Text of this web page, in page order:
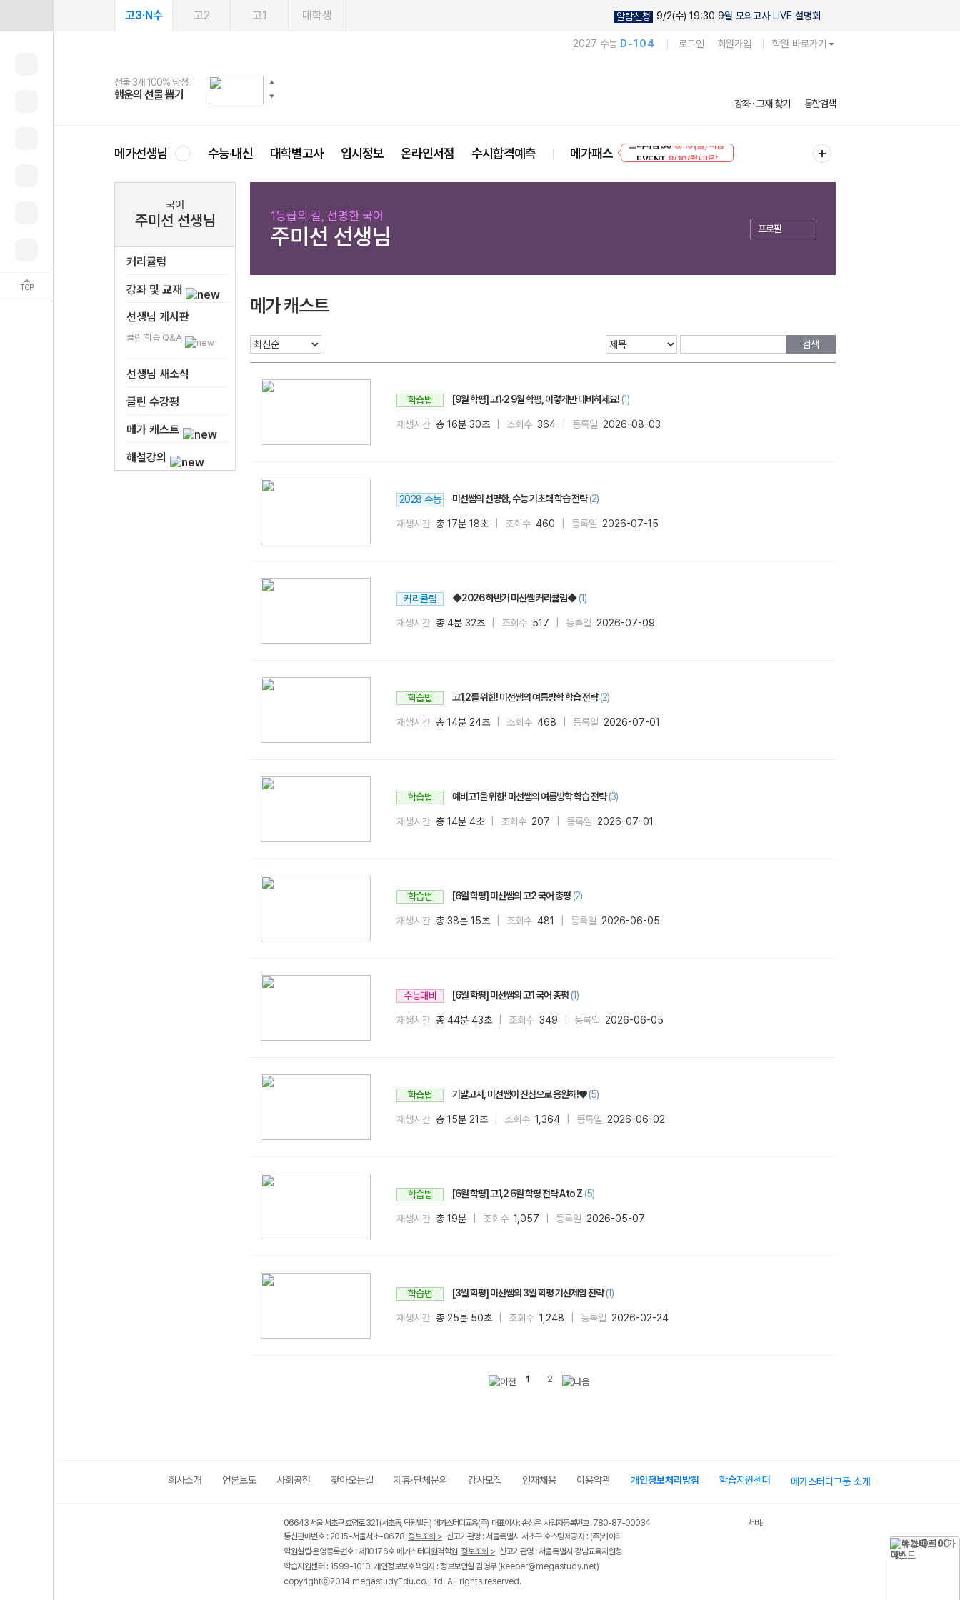
TOP
고3·N수 고2 고1 대학생 알람신청 9/2(수) 19:30 9월 모의고사 LIVE 설명회
2027 수능 D-104 로그인 회원가입 학원 바로가기
메가스터디
선물 3개 100% 당첨!
행운의 선물 뽑기
선물 100% 증정!
메가스터디 X 올리브
여름방학 스터디 캐시백
메가런 썸머스쿨
2027 러셀 단과
강사 공개선발
스마트러닝앱
설문 EVENT
메가패스
3일 무료 체험권
메가패스 수강생 무료혜택!
메가클럽 멤버십
사회공헌 캠페인
희망이룸 메가나눔
강좌 · 교재 찾기 통합검색
메가선생님 수능·내신 대학별고사 입시정보 온라인서점 수시합격예측 메가패스
EVENT
8/10(월) 마감
국어
주미선 선생님
커리큘럼
강좌 및 교재
선생님 게시판
클린 학습 Q&A
선생님 새소식
클린 수강평
메가 캐스트
해설강의
1등급의 길, 선명한 국어
주미선 선생님 프로필
메가 캐스트
검색
학습법 [9월 학평] 고1·2 9월 학평, 이렇게만 대비하세요! (1)
재생시간 총 16분 30초 조회수 364 등록일 2026-08-03
2028 수능 미선쌤의 선명한, 수능 기초력 학습 전략(2)
재생시간 총 17분 18초 조회수 460 등록일 2026-07-15
커리큘럼 ◆2026 하반기 미선쌤 커리큘럼◆(1)
재생시간 총 4분 32초 조회수 517 등록일 2026-07-09
학습법 고1,2를 위한! 미선쌤의 여름방학 학습 전략(2)
재생시간 총 14분 24초 조회수 468 등록일 2026-07-01
학습법 예비고1을 위한! 미선쌤의 여름방학 학습 전략(3)
재생시간 총 14분 4초 조회수 207 등록일 2026-07-01
학습법 [6월 학평] 미선쌤의 고2 국어 총평 (2)
재생시간 총 38분 15초 조회수 481 등록일 2026-06-05
수능대비 [6월 학평] 미선쌤의 고1 국어 총평 (1)
재생시간 총 44분 43초 조회수 349 등록일 2026-06-05
학습법 기말고사, 미선쌤이 진심으로 응원해!♥(5)
재생시간 총 15분 21초 조회수 1,364 등록일 2026-06-02
학습법 [6월 학평] 고1,2 6월 학평 전략 A to Z (5)
재생시간 총 19분 조회수 1,057 등록일 2026-05-07
학습법 [3월 학평] 미선쌤의 3월 학평 기선제압 전략(1)
재생시간 총 25분 50초 조회수 1,248 등록일 2026-02-24
1 2
회사소개 언론보도 사회공헌 찾아오는길 제휴·단체문의 강사모집 인재채용 이용약관 개인정보처리방침 학습지원센터 메가스터디그룹 소개
06643 서울 서초구 효령로 321 (서초동, 덕원빌딩) 메가스터디교육(주) 대표이사 : 손성은 사업자등록번호 : 780-87-00034
통신판매번호 : 2015-서울서초-0678 정보조회 > 신고기관명 : 서울특별시 서초구 호스팅제공자 : (주)케이티
학원설립·운영등록번호 : 제10176호 메가스터디원격학원 정보조회 > 신고기관명 : 서울특별시 강남교육지원청
학습지원센터 : 1599-1010 개인정보보호책임자 : 정보보안실 김영무(keeper@megastudy.net)
copyrightⓒ2014 megastudyEdu.co.,Ltd. All rights reserved.
서비스 가입사실 확인